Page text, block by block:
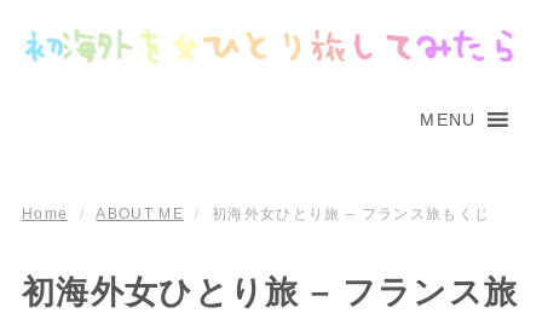
MENU
Home / ABOUT ME / 初海外女ひとり旅 – フランス旅もくじ
初海外女ひとり旅 – フランス旅